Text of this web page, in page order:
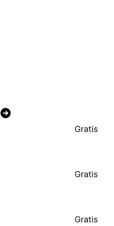
Gratis
Gratis
Gratis